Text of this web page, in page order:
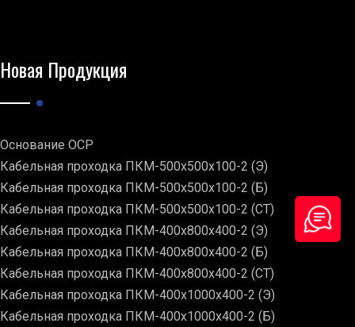
Новая Продукция
Основание ОСР
Кабельная проходка ПКМ-500х500х100-2 (Э)
Кабельная проходка ПКМ-500х500х100-2 (Б)
Кабельная проходка ПКМ-500х500х100-2 (СТ)
Кабельная проходка ПКМ-400х800х400-2 (Э)
Кабельная проходка ПКМ-400х800х400-2 (Б)
Кабельная проходка ПКМ-400х800х400-2 (СТ)
Кабельная проходка ПКМ-400х1000х400-2 (Э)
Кабельная проходка ПКМ-400х1000х400-2 (Б)